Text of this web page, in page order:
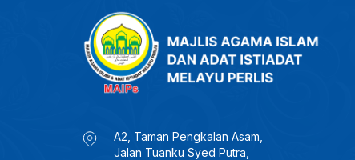
A2, Taman Pengkalan Asam,
Jalan Tuanku Syed Putra,